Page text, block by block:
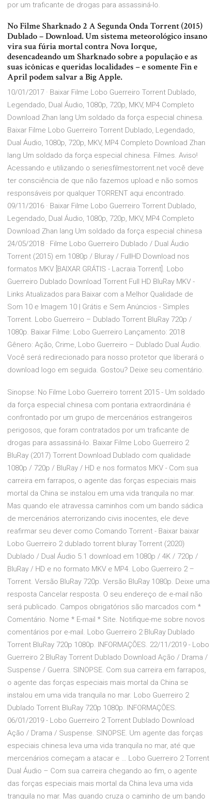
por um traficante de drogas para assassiná-lo.
No Filme Sharknado 2 A Segunda Onda Torrent (2015)
Dublado – Download. Um sistema meteorológico insano
vira sua fúria mortal contra Nova Iorque,
desencadeando um Sharknado sobre a população e as
suas icônicas e queridas localidades – e somente Fin e
April podem salvar a Big Apple.
10/01/2017 · Baixar Filme Lobo Guerreiro Torrent Dublado,
Legendado, Dual Áudio, 1080p, 720p, MKV, MP4 Completo
Download Zhan lang Um soldado da força especial chinesa.
Baixar Filme Lobo Guerreiro Torrent Dublado, Legendado,
Dual Áudio, 1080p, 720p, MKV, MP4 Completo Download Zhan
lang Um soldado da força especial chinesa. Filmes. Aviso!
Acessando e utilizando o seriesfilmestorrent.net você deve
ter consciência de que não fazemos upload e não somos
responsáveis por qualquer TORRENT aqui encontrado.
09/11/2016 · Baixar Filme Lobo Guerreiro Torrent Dublado,
Legendado, Dual Áudio, 1080p, 720p, MKV, MP4 Completo
Download Zhan lang Um soldado da força especial chinesa
24/05/2018 · Filme Lobo Guerreiro Dublado / Dual Áudio
Torrent (2015) em 1080p / Bluray / FullHD Download nos
formatos MKV [BAIXAR GRÁTIS - Lacraia Torrent]. Lobo
Guerreiro Dublado Download Torrent Full HD BluRay MKV -
Links Atualizados para Baixar com a Melhor Qualidade de
Som 10 e Imagem 10 | Grátis e Sem Anúncios - Simples
Torrent. Lobo Guerreiro – Dublado Torrent BluRay 720p /
1080p. Baixar Filme: Lobo Guerreiro Lançamento: 2018
Gênero: Ação, Crime, Lobo Guerreiro – Dublado Dual Áudio.
Você será redirecionado para nosso protetor que liberará o
download logo em seguida. Gostou? Deixe seu comentário.
Sinopse: No Filme Lobo Guerreiro torrent 2015 - Um soldado
da força especial chinesa com pontaria extraordinária é
confrontado por um grupo de mercenários estrangeiros
perigosos, que foram contratados por um traficante de
drogas para assassiná-lo. Baixar Filme Lobo Guerreiro 2
BluRay (2017) Torrent Download Dublado com qualidade
1080p / 720p / BluRay / HD e nos formatos MKV - Com sua
carreira em farrapos, o agente das forças especiais mais
mortal da China se instalou em uma vida tranquila no mar.
Mas quando ele atravessa caminhos com um bando sádica
de mercenários aterrorizando civis inocentes, ele deve
reafirmar seu dever como Comando Torrent - Baixar baixar
Lobo Guerreiro 2 dublado torrent bluray Torrent (2020)
Dublado / Dual Áudio 5.1 download em 1080p / 4K / 720p /
BluRay / HD e no formato MKV e MP4. Lobo Guerreiro 2 –
Torrent. Versão BluRay 720p. Versão BluRay 1080p. Deixe uma
resposta Cancelar resposta. O seu endereço de e-mail não
será publicado. Campos obrigatórios são marcados com *
Comentário. Nome * E-mail * Site. Notifique-me sobre novos
comentários por e-mail. Lobo Guerreiro 2 BluRay Dublado
Torrent BluRay 720p 1080p. INFORMAÇÕES. 22/11/2019 - Lobo
Guerreiro 2 BluRay Torrent Dublado Download Ação / Drama /
Suspense / Guerra. SINOPSE. Com sua carreira em farrapos,
o agente das forças especiais mais mortal da China se
instalou em uma vida tranquila no mar. Lobo Guerreiro 2
Dublado Torrent BluRay 720p 1080p. INFORMAÇÕES.
06/01/2019 - Lobo Guerreiro 2 Torrent Dublado Download
Ação / Drama / Suspense. SINOPSE. Um agente das forças
especiais chinesa leva uma vida tranquila no mar, até que
mercenários começam a atacar e … Lobo Guerreiro 2 Torrent
Dual Áudio – Com sua carreira chegando ao fim, o agente
das forças especiais mais mortal da China leva uma vida
tranquila no mar. Mas quando cruza o caminho de um bando